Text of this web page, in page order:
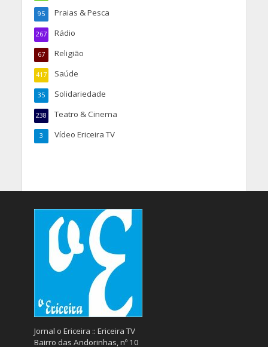
Praias & Pesca
95
Rádio
267
Religião
67
Saúde
417
Solidariedade
35
Teatro & Cinema
238
Vídeo Ericeira TV
3
Jornal o Ericeira :: Ericeira TV
Bairro das Andorinhas, nº 10